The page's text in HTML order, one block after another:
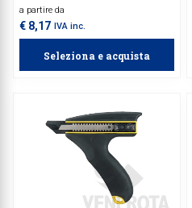
e sicura durante l'uso. Bocca
sottile per un ottimo controllo dei
tagli di precisione.
a partire da
€ 8,17 IVA inc.
Seleziona e acquista